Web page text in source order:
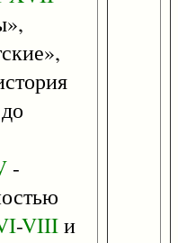
-
-VIIIи